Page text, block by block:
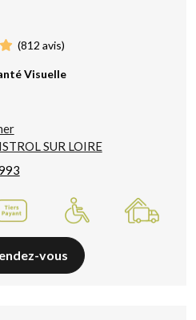
(812 avis)
Visuelle
SUR LOIRE
vous